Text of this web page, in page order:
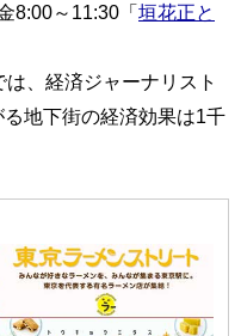
8:00～11:30「垣花正と
、経済ジャーナリスト
地下街の経済効果は1千